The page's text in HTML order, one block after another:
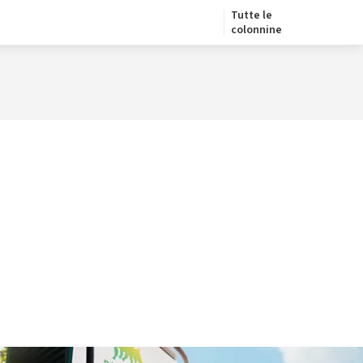
Tutte le
colonnine